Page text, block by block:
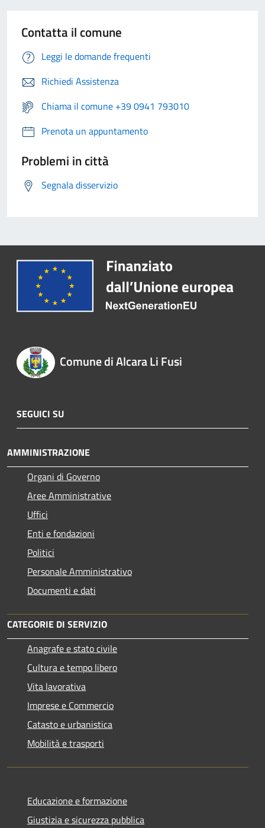
Contatta il comune
Leggi le domande frequenti
Richiedi Assistenza
Chiama il comune +39 0941 793010
Prenota un appuntamento
Problemi in città
Segnala disservizio
Comune di Alcara Li Fusi
SEGUICI SU
AMMINISTRAZIONE
Organi di Governo
Aree Amministrative
Uffici
Enti e fondazioni
Politici
Personale Amministrativo
Documenti e dati
CATEGORIE DI SERVIZIO
Anagrafe e stato civile
Cultura e tempo libero
Vita lavorativa
Imprese e Commercio
Catasto e urbanistica
Mobilità e trasporti
Educazione e formazione
Giustizia e sicurezza pubblica